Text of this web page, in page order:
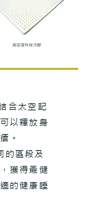
高密度科技冷膠
合太空記
以釋放身
。
的區段及
獲得最健
的健康睡